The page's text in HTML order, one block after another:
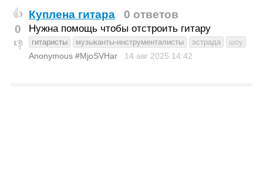
👍
0
👎
Куплена гитара 0 ответов
Нужна помощь чтобы отстроить гитару
гитаристы музыканты-инструменталисты эстрада шоу
Anonymous #MjoSVHar 14 авг 2025 14:42